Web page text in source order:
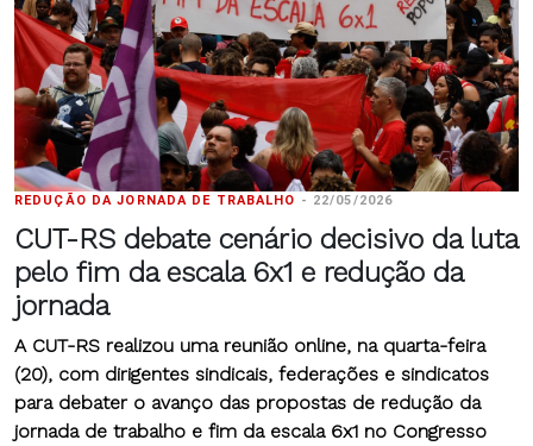
REDUÇÃO DA JORNADA DE TRABALHO - 22/05/2026
CUT-RS debate cenário decisivo da luta
pelo fim da escala 6x1 e redução da
jornada
A CUT-RS realizou uma reunião online, na quarta-feira
(20), com dirigentes sindicais, federações e sindicatos
para debater o avanço das propostas de redução da
jornada de trabalho e fim da escala 6x1 no Congresso